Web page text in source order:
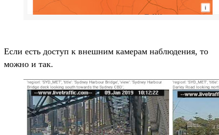
Если есть доступ к внешним камерам наблюдения, то
можно и так.